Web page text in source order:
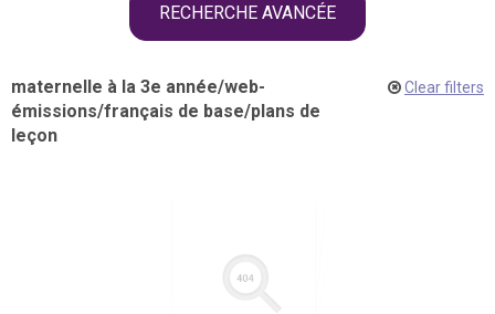
RECHERCHE AVANCÉE
maternelle à la 3e année/web-
émissions/français de base/plans de
leçon
Clear filters